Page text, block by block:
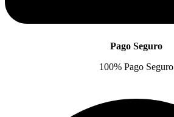
Pago Seguro
100% Pago Seguro